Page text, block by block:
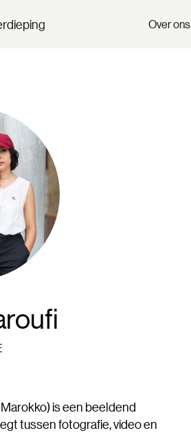
Over ons
is een beeldend
tussen fotografie, video en